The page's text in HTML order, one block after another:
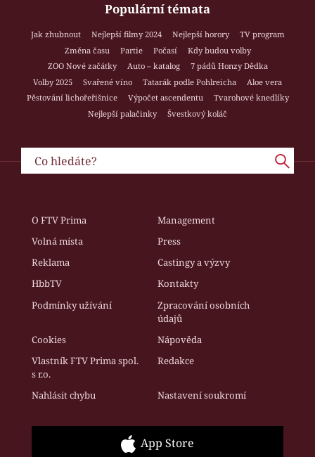
Populární témata
Jak zhubnout Nejlepší filmy 2024 Nejlepší horory
TV program
Změna času
Partie Počasí
Kdy budou volby
ZOO Nové začátky
Auto – katalog
7 pádů Honzy Dědka
Volby 2025
Svařené víno Tatarák podle Pohlreicha
Aloe vera
Pěstování lichořeřišnice
Výpočet ascendentu
Tvarohové knedlíky
Nejlepší palačinky
Švestkový koláč
O FTV Prima
Management
Volná místa
Press
Reklama
Castingy a výzvy
HbbTV
Kontakty
Podmínky užívání
Zpracování osobních
údajů
Cookies
Nápověda
Vlastník FTV Prima spol.
s r.o.
Redakce
Nahlásit chybu Nastavení soukromí
App Store